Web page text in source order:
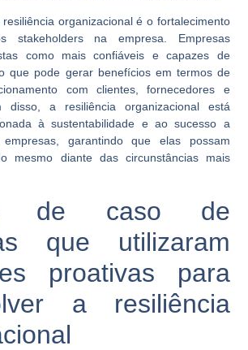
organizacional é o fortalecimento
stakeholders na empresa. Empresas
como mais confiáveis e capazes de
que pode gerar benefícios em termos de
com clientes, fornecedores e
disso, a resiliência organizacional está
à sustentabilidade e ao sucesso a
garantindo que elas possam
mesmo diante das circunstâncias mais
de caso de
que utilizaram
proativas para
a resiliência